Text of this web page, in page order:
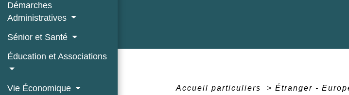
Démarches
Administratives
Sénior et Santé
Éducation et Associations
Vie Économique Accueil particuliers > Étranger -